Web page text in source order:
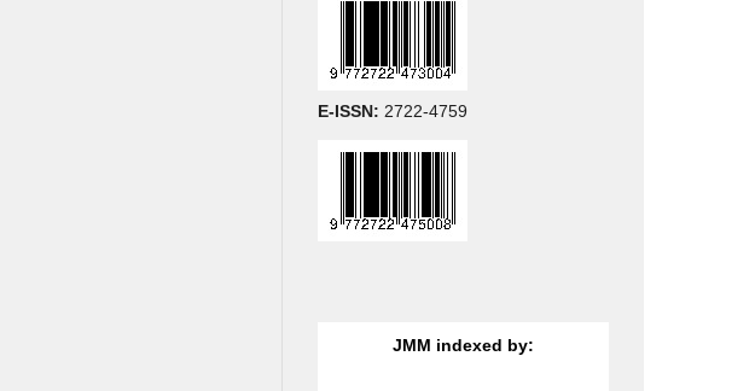
E-ISSN: 2722-4759
JMM indexed by: